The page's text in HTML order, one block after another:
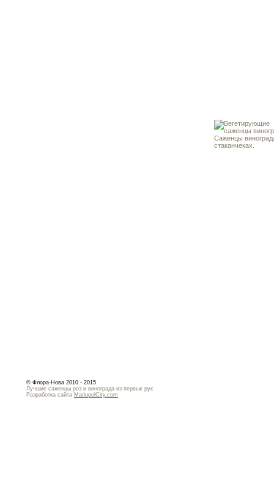
© Флора-Нова 2010 - 2015
Лучшие саженцы роз и винограда из первых рук
Разработка сайта MariupolCity.com